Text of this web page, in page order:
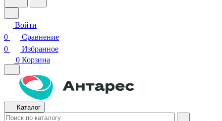
Войти
0
Сравнение
0
Избранное
0 Корзина
Каталог